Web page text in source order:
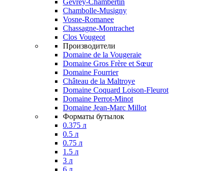
Gevrey-Chambertin
Chambolle-Musigny
Vosne-Romanee
Chassagne-Montrachet
Clos Vougeot
Производители
Domaine de la Vougeraie
Domaine Gros Frère et Sœur
Domaine Fourrier
Château de la Maltroye
Domaine Coquard Loison-Fleurot
Domaine Perrot-Minot
Domaine Jean-Marc Millot
Форматы бутылок
0.375 л
0.5 л
0.75 л
1.5 л
3 л
6 л